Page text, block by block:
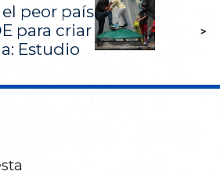
peor país
para criar
Estudio
>